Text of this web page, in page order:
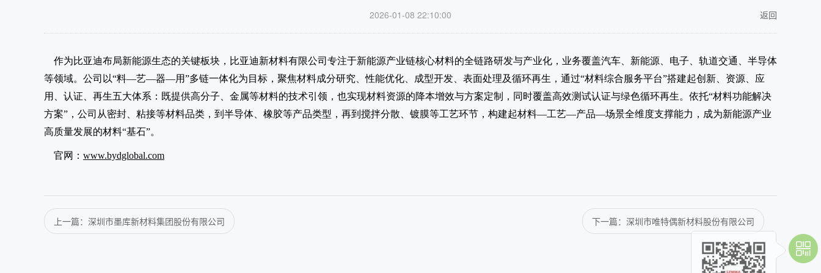
2026-01-08 22:10:00 返回
作为比亚迪布局新能源生态的关键板块，比亚迪新材料有限公司专注于新能源产业链核心材料的全链路研发与产业化，业务覆盖汽车、新能源、电子、轨道交通、半导体
等领域。公司以“料—艺—器—用”多链一体化为目标，聚焦材料成分研究、性能优化、成型开发、表面处理及循环再生，通过“材料综合服务平台”搭建起创新、资源、应
用、认证、再生五大体系：既提供高分子、金属等材料的技术引领，也实现材料资源的降本增效与方案定制，同时覆盖高效测试认证与绿色循环再生。依托“材料功能解决
方案”，公司从密封、粘接等材料品类，到半导体、橡胶等产品类型，再到搅拌分散、镀膜等工艺环节，构建起材料—工艺—产品—场景全维度支撑能力，成为新能源产业
高质量发展的材料“基石”。
官网： www.bydglobal.com
上一篇：深圳市墨库新材料集团股份有限公司 下一篇：深圳市唯特偶新材料股份有限公司